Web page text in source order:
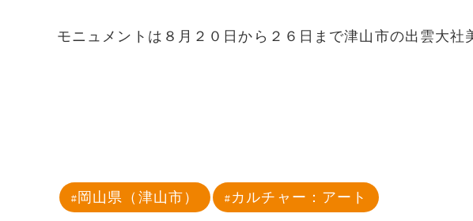
モニュメントは８月２０日から２６日まで津山市の出雲大社
岡山県（津山市） カルチャー：アート